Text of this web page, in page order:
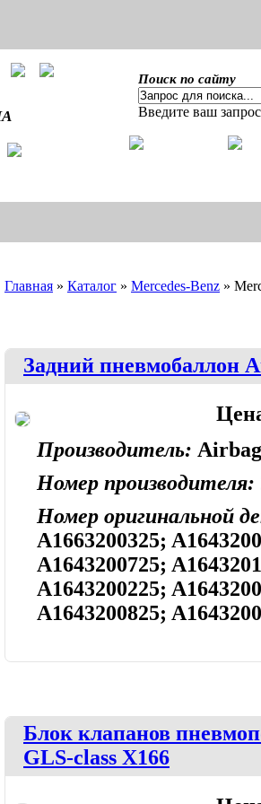
Поиск по сайту
Введите ваш
Главная » Каталог » Mercedes-Benz »
Задний пневмобаллон
Производитель:
Номер производителя:
Номер оригинальной
A1663200325;
A1643200725;
A1643200225;
A1643200825;
Блок клапанов
GLS-class X166